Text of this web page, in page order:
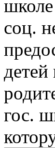
соц.
гос.